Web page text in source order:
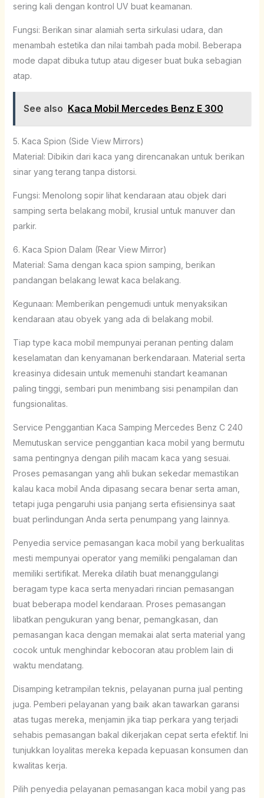
sering kali dengan kontrol UV buat keamanan.
Fungsi: Berikan sinar alamiah serta sirkulasi udara, dan
menambah estetika dan nilai tambah pada mobil. Beberapa
mode dapat dibuka tutup atau digeser buat buka sebagian
atap.
See also Kaca Mobil Mercedes Benz E 300
5. Kaca Spion (Side View Mirrors)
Material: Dibikin dari kaca yang direncanakan untuk berikan
sinar yang terang tanpa distorsi.
Fungsi: Menolong sopir lihat kendaraan atau objek dari
samping serta belakang mobil, krusial untuk manuver dan
parkir.
6. Kaca Spion Dalam (Rear View Mirror)
Material: Sama dengan kaca spion samping, berikan
pandangan belakang lewat kaca belakang.
Kegunaan: Memberikan pengemudi untuk menyaksikan
kendaraan atau obyek yang ada di belakang mobil.
Tiap type kaca mobil mempunyai peranan penting dalam
keselamatan dan kenyamanan berkendaraan. Material serta
kreasinya didesain untuk memenuhi standart keamanan
paling tinggi, sembari pun menimbang sisi penampilan dan
fungsionalitas.
Service Penggantian Kaca Samping Mercedes Benz C 240
Memutuskan service penggantian kaca mobil yang bermutu
sama pentingnya dengan pilih macam kaca yang sesuai.
Proses pemasangan yang ahli bukan sekedar memastikan
kalau kaca mobil Anda dipasang secara benar serta aman,
tetapi juga pengaruhi usia panjang serta efisiensinya saat
buat perlindungan Anda serta penumpang yang lainnya.
Penyedia service pemasangan kaca mobil yang berkualitas
mesti mempunyai operator yang memiliki pengalaman dan
memiliki sertifikat. Mereka dilatih buat menanggulangi
beragam type kaca serta menyadari rincian pemasangan
buat beberapa model kendaraan. Proses pemasangan
libatkan pengukuran yang benar, pemangkasan, dan
pemasangan kaca dengan memakai alat serta material yang
cocok untuk menghindar kebocoran atau problem lain di
waktu mendatang.
Disamping ketrampilan teknis, pelayanan purna jual penting
juga. Pemberi pelayanan yang baik akan tawarkan garansi
atas tugas mereka, menjamin jika tiap perkara yang terjadi
sehabis pemasangan bakal dikerjakan cepat serta efektif. Ini
tunjukkan loyalitas mereka kepada kepuasan konsumen dan
kwalitas kerja.
Pilih penyedia pelayanan pemasangan kaca mobil yang pas